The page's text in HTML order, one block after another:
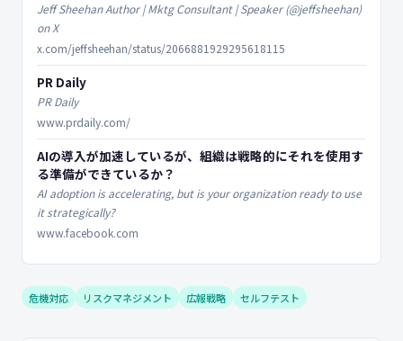
Jeff Sheehan Author | Mktg Consultant | Speaker (@jeffsheehan)
on X
x.com/jeffsheehan/status/2066881929295618115
PR Daily
PR Daily
www.prdaily.com/
AIの導入が加速しているが、組織は戦略的にそれを使用す
る準備ができているか？
AI adoption is accelerating, but is your organization ready to use
it strategically?
www.facebook.com
危機対応 リスクマネジメント 広報戦略 セルフテスト